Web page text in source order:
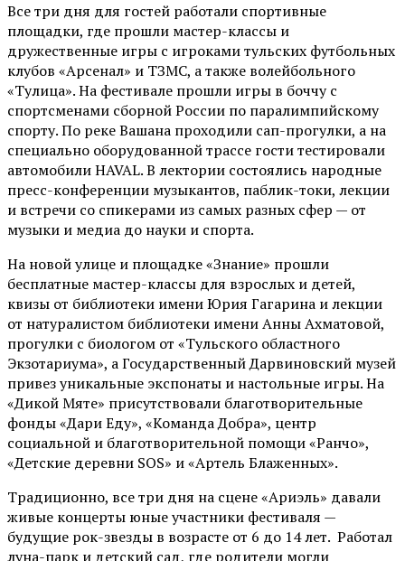
Все три дня для гостей работали спортивные
площадки, где прошли мастер-классы и
дружественные игры с игроками тульских футбольных
клубов «Арсенал» и ТЗМС, а также волейбольного
«Тулица». На фестивале прошли игры в боччу с
спортсменами сборной России по паралимпийскому
спорту. По реке Вашана проходили сап-прогулки, а на
специально оборудованной трассе гости тестировали
автомобили HAVAL. В лектории состоялись народные
пресс-конференции музыкантов, паблик-токи, лекции
и встречи со спикерами из самых разных сфер — от
музыки и медиа до науки и спорта.
На новой улице и площадке «Знание» прошли
бесплатные мастер-классы для взрослых и детей,
квизы от библиотеки имени Юрия Гагарина и лекции
от натуралистом библиотеки имени Анны Ахматовой,
прогулки с биологом от «Тульского областного
Экзотариума», а Государственный Дарвиновский музей
привез уникальные экспонаты и настольные игры. На
«Дикой Мяте» присутствовали благотворительные
фонды «Дари Еду», «Команда Добра», центр
социальной и благотворительной помощи «Ранчо»,
«Детские деревни SOS» и «Артель Блаженных».
Традиционно, все три дня на сцене«Ариэль» давали
живые концерты юные участники фестиваля —
будущие рок-звезды в возрасте от 6 до 14 лет. Работал
луна-парк и детский сад, где родители могли